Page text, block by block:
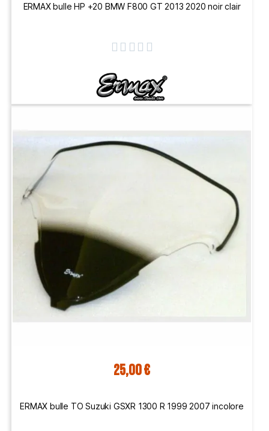
ERMAX bulle HP +20 BMW F800 GT 2013 2020 noir clair
    
25,00 €
ERMAX bulle TO Suzuki GSXR 1300 R 1999 2007 incolore